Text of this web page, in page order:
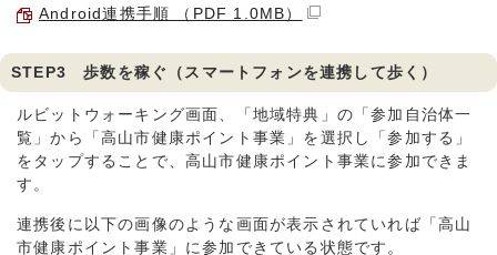
Android連携手順 （PDF 1.0MB）
STEP3 歩数を稼ぐ（スマートフォンを連携して歩く）
ルビットウォーキング画面、「地域特典」の「参加自治体一
覧」から「高山市健康ポイント事業」を選択し「参加する」
をタップすることで、高山市健康ポイント事業に参加できま
す。
連携後に以下の画像のような画面が表示されていれば「高山
市健康ポイント事業」に参加できている状態です。